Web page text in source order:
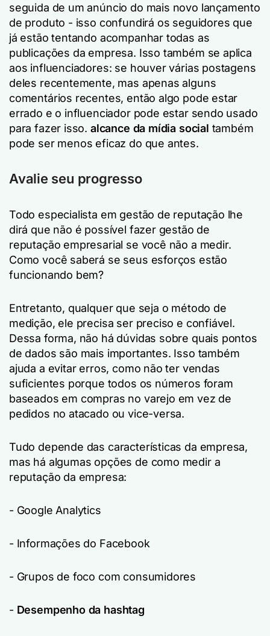
seguida de um anúncio do mais novo lançamento
de produto - isso confundirá os seguidores que
já estão tentando acompanhar todas as
publicações da empresa. Isso também se aplica
aos influenciadores: se houver várias postagens
deles recentemente, mas apenas alguns
comentários recentes, então algo pode estar
errado e o influenciador pode estar sendo usado
para fazer isso. alcance da mídia social também
pode ser menos eficaz do que antes.
Avalie seu progresso
Todo especialista em gestão de reputação lhe
dirá que não é possível fazer gestão de
reputação empresarial se você não a medir.
Como você saberá se seus esforços estão
funcionando bem?
Entretanto, qualquer que seja o método de
medição, ele precisa ser preciso e confiável.
Dessa forma, não há dúvidas sobre quais pontos
de dados são mais importantes. Isso também
ajuda a evitar erros, como não ter vendas
suficientes porque todos os números foram
baseados em compras no varejo em vez de
pedidos no atacado ou vice-versa.
Tudo depende das características da empresa,
mas há algumas opções de como medir a
reputação da empresa:
- Google Analytics
- Informações do Facebook
- Grupos de foco com consumidores
- Desempenho da hashtag